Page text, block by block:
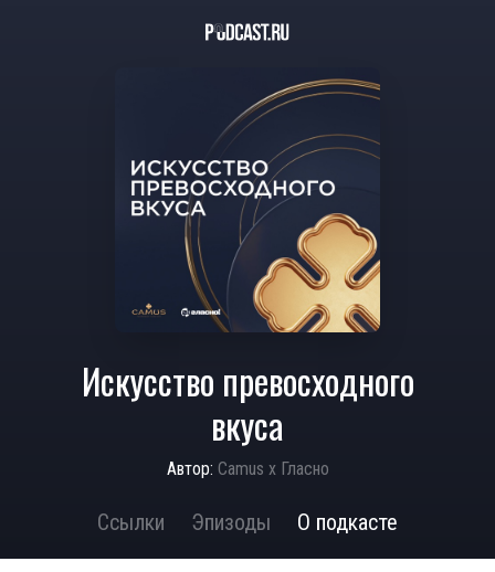
Искусство превосходного
вкуса
Автор: Camus х Гласно
Ссылки Эпизоды О подкасте